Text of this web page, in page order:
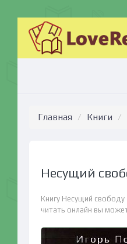
Главная Книги
Несущий
Книгу Несущий
читать онлайн вы